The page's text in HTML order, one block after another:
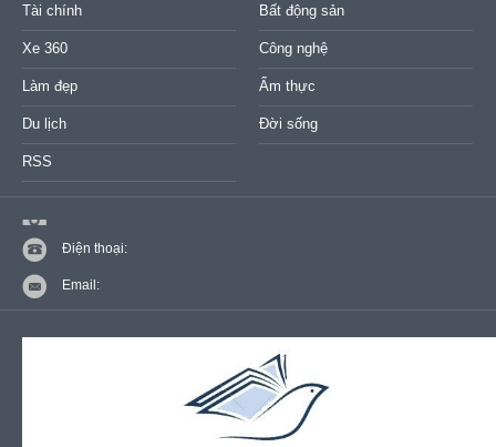
Tài chính Bất động sản
Xe 360 Công nghệ
Làm đẹp Ẩm thực
Du lịch Đời sống
RSS
Điện thoại:
Email: